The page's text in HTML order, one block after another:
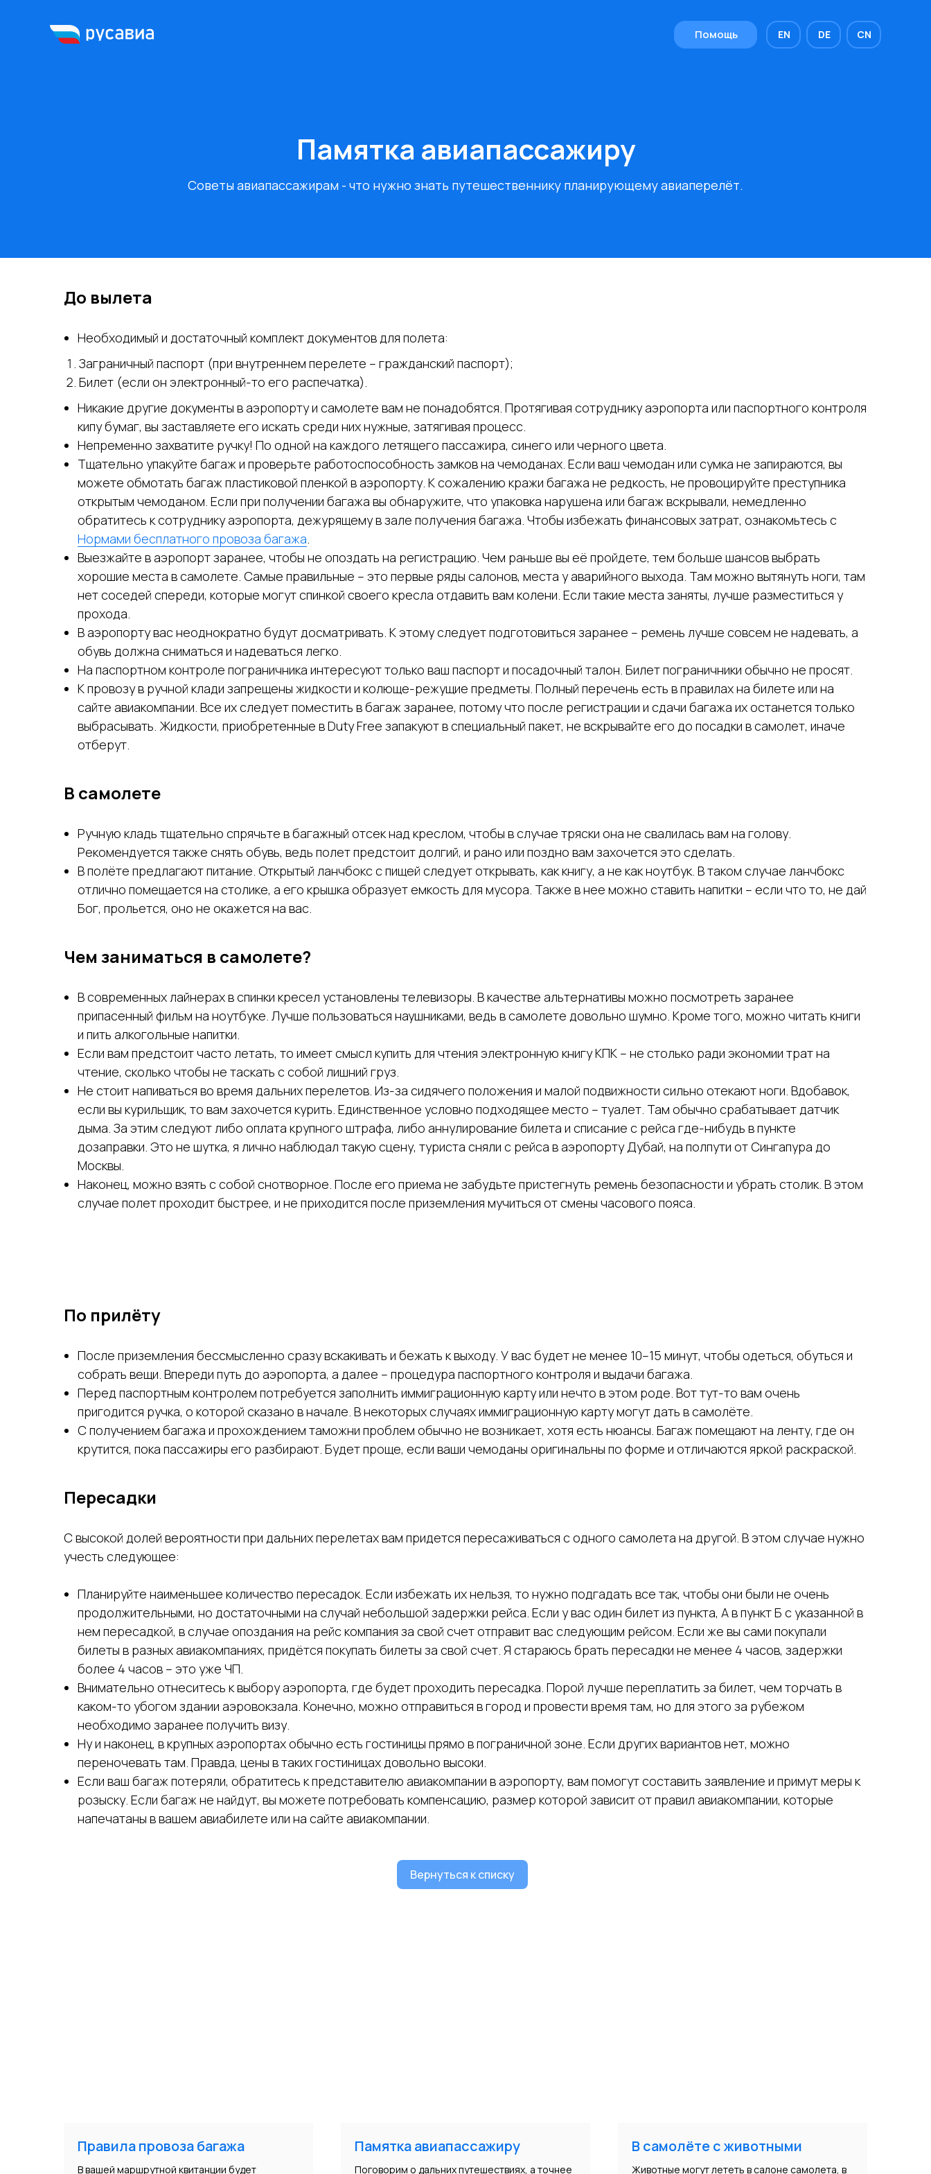
CN
DE
EN
Помощь
Памятка авиапассажиру
Советы авиапассажирам - что нужно знать путешественнику планирующему авиаперелёт.
До вылета
Необходимый и достаточный комплект документов для полета:
Заграничный паспорт (при внутреннем перелете – гражданский паспорт);
Билет (если он электронный-то его распечатка).
Никакие другие документы в аэропорту и самолете вам не понадобятся. Протягивая сотруднику аэропорта или паспортного контроля
кипу бумаг, вы заставляете его искать среди них нужные, затягивая процесс.
Непременно захватите ручку! По одной на каждого летящего пассажира, синего или черного цвета.
Тщательно упакуйте багаж и проверьте работоспособность замков на чемоданах. Если ваш чемодан или сумка не запираются, вы
можете обмотать багаж пластиковой пленкой в аэропорту. К сожалению кражи багажа не редкость, не провоцируйте преступника
открытым чемоданом. Если при получении багажа вы обнаружите, что упаковка нарушена или багаж вскрывали, немедленно
обратитесь к сотруднику аэропорта, дежурящему в зале получения багажа. Чтобы избежать финансовых затрат, ознакомьтесь с
Нормами бесплатного провоза багажа.
Выезжайте в аэропорт заранее, чтобы не опоздать на регистрацию. Чем раньше вы её пройдете, тем больше шансов выбрать
хорошие места в самолете. Самые правильные – это первые ряды салонов, места у аварийного выхода. Там можно вытянуть ноги, там
нет соседей спереди, которые могут спинкой своего кресла отдавить вам колени. Если такие места заняты, лучше разместиться у
прохода.
В аэропорту вас неоднократно будут досматривать. К этому следует подготовиться заранее – ремень лучше совсем не надевать, а
обувь должна сниматься и надеваться легко.
На паспортном контроле пограничника интересуют только ваш паспорт и посадочный талон. Билет пограничники обычно не просят.
К провозу в ручной клади запрещены жидкости и колюще-режущие предметы. Полный перечень есть в правилах на билете или на
сайте авиакомпании. Все их следует поместить в багаж заранее, потому что после регистрации и сдачи багажа их останется только
выбрасывать. Жидкости, приобретенные в Duty Free запакуют в специальный пакет, не вскрывайте его до посадки в самолет, иначе
отберут.
В самолете
Ручную кладь тщательно спрячьте в багажный отсек над креслом, чтобы в случае тряски она не свалилась вам на голову.
Рекомендуется также снять обувь, ведь полет предстоит долгий, и рано или поздно вам захочется это сделать.
В полёте предлагают питание. Открытый ланчбокс с пищей следует открывать, как книгу, а не как ноутбук. В таком случае ланчбокс
отлично помещается на столике, а его крышка образует емкость для мусора. Также в нее можно ставить напитки – если что то, не дай
Бог, прольется, оно не окажется на вас.
Чем заниматься в самолете?
В современных лайнерах в спинки кресел установлены телевизоры. В качестве альтернативы можно посмотреть заранее
припасенный фильм на ноутбуке. Лучше пользоваться наушниками, ведь в самолете довольно шумно. Кроме того, можно читать книги
и пить алкогольные напитки.
Если вам предстоит часто летать, то имеет смысл купить для чтения электронную книгу КПК – не столько ради экономии трат на
чтение, сколько чтобы не таскать с собой лишний груз.
Не стоит напиваться во время дальних перелетов. Из-за сидячего положения и малой подвижности сильно отекают ноги. Вдобавок,
если вы курильщик, то вам захочется курить. Единственное условно подходящее место – туалет. Там обычно срабатывает датчик
дыма. За этим следуют либо оплата крупного штрафа, либо аннулирование билета и списание с рейса где-нибудь в пункте
дозаправки. Это не шутка, я лично наблюдал такую сцену, туриста сняли с рейса в аэропорту Дубай, на полпути от Сингапура до
Москвы.
Наконец, можно взять с собой снотворное. После его приема не забудьте пристегнуть ремень безопасности и убрать столик. В этом
случае полет проходит быстрее, и не приходится после приземления мучиться от смены часового пояса.
По прилёту
После приземления бессмысленно сразу вскакивать и бежать к выходу. У вас будет не менее 10–15 минут, чтобы одеться, обуться и
собрать вещи. Впереди путь до аэропорта, а далее – процедура паспортного контроля и выдачи багажа.
Перед паспортным контролем потребуется заполнить иммиграционную карту или нечто в этом роде. Вот тут-то вам очень
пригодится ручка, о которой сказано в начале. В некоторых случаях иммиграционную карту могут дать в самолёте.
С получением багажа и прохождением таможни проблем обычно не возникает, хотя есть нюансы. Багаж помещают на ленту, где он
крутится, пока пассажиры его разбирают. Будет проще, если ваши чемоданы оригинальны по форме и отличаются яркой раскраской.
Пересадки
С высокой долей вероятности при дальних перелетах вам придется пересаживаться с одного самолета на другой. В этом случае нужно
учесть следующее:
Планируйте наименьшее количество пересадок. Если избежать их нельзя, то нужно подгадать все так, чтобы они были не очень
продолжительными, но достаточными на случай небольшой задержки рейса. Если у вас один билет из пункта, А в пункт Б с указанной в
нем пересадкой, в случае опоздания на рейс компания за свой счет отправит вас следующим рейсом. Если же вы сами покупали
билеты в разных авиакомпаниях, придётся покупать билеты за свой счет. Я стараюсь брать пересадки не менее 4 часов, задержки
более 4 часов – это уже ЧП.
Внимательно отнеситесь к выбору аэропорта, где будет проходить пересадка. Порой лучше переплатить за билет, чем торчать в
каком-то убогом здании аэровокзала. Конечно, можно отправиться в город и провести время там, но для этого за рубежом
необходимо заранее получить визу.
Ну и наконец, в крупных аэропортах обычно есть гостиницы прямо в пограничной зоне. Если других вариантов нет, можно
переночевать там. Правда, цены в таких гостиницах довольно высоки.
Если ваш багаж потеряли, обратитесь к представителю авиакомпании в аэропорту, вам помогут составить заявление и примут меры к
розыску. Если багаж не найдут, вы можете потребовать компенсацию, размер которой зависит от правил авиакомпании, которые
напечатаны в вашем авиабилете или на сайте авиакомпании.
Вернуться к списку
Правила провоза багажа
В вашей маршрутной квитанции будет
Памятка авиапассажиру
Поговорим о дальних путешествиях, а точнее
В самолёте с животными
Животные могут лететь в салоне самолета, в